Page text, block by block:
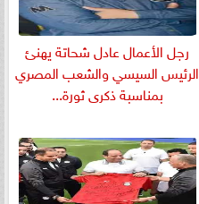
رجل الأعمال عادل شحاتة يهنئ
الرئيس السيسي والشعب المصري
بمناسبة ذكرى ثورة...